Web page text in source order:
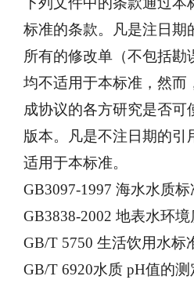
标准的条款。凡是注日期
所有的修改单（不包括勘
均不适用于本标准，然而
成协议的各方研究是否可
版本。凡是不注日期的引
适用于本标准。
GB3097-1997 海水水质标
GB3838-2002 地表水环
GB/T 5750 生活饮用水标
GB/T 6920水质 pH值的